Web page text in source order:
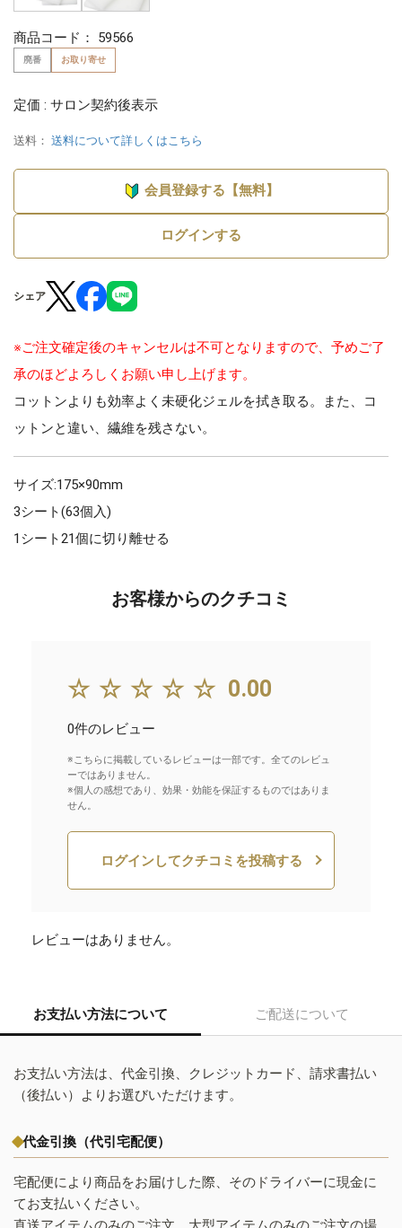
商品コード： 59566
廃番 お取り寄せ
定価 : サロン契約後表示
送料： 送料について詳しくはこちら
会員登録する【無料】
ログインする
シェア
※ご注文確定後のキャンセルは不可となりますので、予めご了
承のほどよろしくお願い申し上げます。
コットンよりも効率よく未硬化ジェルを拭き取る。また、コ
ットンと違い、繊維を残さない。
サイズ:175×90mm
3シート(63個入)
1シート21個に切り離せる
お客様からのクチコミ
☆☆☆☆☆ 0.00
0件のレビュー
※こちらに掲載しているレビューは一部です。全てのレビュ
ーではありません。
※個人の感想であり、効果・効能を保証するものではありま
せん。
ログインしてクチコミを投稿する
レビューはありません。
お支払い方法について ご配送について
お支払い方法は、代金引換、クレジットカード、請求書払い
（後払い）よりお選びいただけます。
代金引換（代引宅配便）
宅配便により商品をお届けした際、そのドライバーに現金に
てお支払いください。